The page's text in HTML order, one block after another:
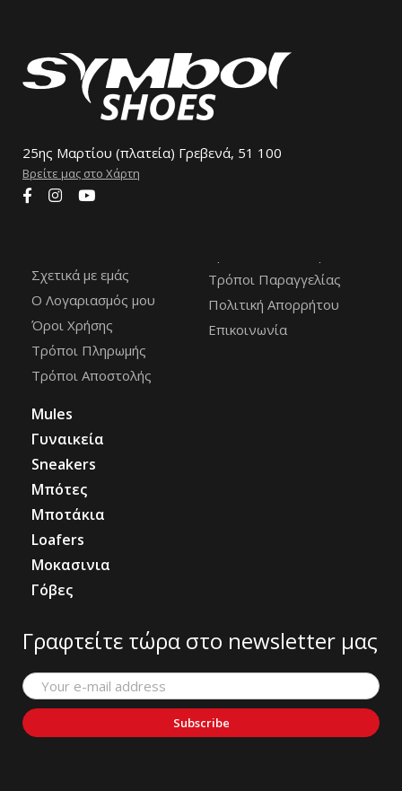
25ης Μαρτίου (πλατεία) Γρεβενά, 51 100
Βρείτε μας στο Χάρτη
Σχετικά με εμάς
Ο Λογαριασμός μου
Όροι Χρήσης
Τρόποι Πληρωμής
Τρόποι Αποστολής
Τρόποι Παραγγελίας
Πολιτική Απορρήτου
Επικοινωνία
Mules
Γυναικεία
Sneakers
Μπότες
Μποτάκια
Loafers
Μοκασινια
Γόβες
Γραφτείτε τώρα στο newsletter μας
Subscribe